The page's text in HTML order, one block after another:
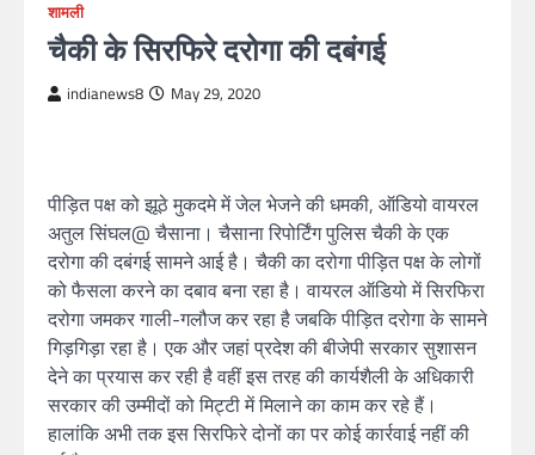
शामली
चैकी के सिरफिरे दरोगा की दबंगई
indianews8 May 29, 2020
पीड़ित पक्ष को झूठे मुकदमे में जेल भेजने की धमकी, ऑडियो वायरल
अतुल सिंघल@ चैसाना। चैसाना रिपोर्टिंग पुलिस चैकी के एक
दरोगा की दबंगई सामने आई है। चैकी का दरोगा पीड़ित पक्ष के लोगों
को फैसला करने का दबाव बना रहा है। वायरल ऑडियो में सिरफिरा
दरोगा जमकर गाली-गलौज कर रहा है जबकि पीड़ित दरोगा के सामने
गिड़गिड़ा रहा है। एक और जहां प्रदेश की बीजेपी सरकार सुशासन
देने का प्रयास कर रही है वहीं इस तरह की कार्यशैली के अधिकारी
सरकार की उम्मीदों को मिट्टी में मिलाने का काम कर रहे हैं।
हालांकि अभी तक इस सिरफिरे दोनों का पर कोई कार्रवाई नहीं की